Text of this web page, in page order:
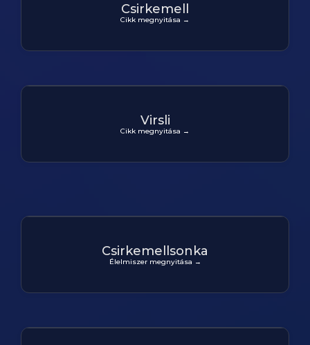
Csirkemell
Cikk megnyitása →
Virsli
Cikk megnyitása →
Csirkemellsonka
Élelmiszer megnyitása →